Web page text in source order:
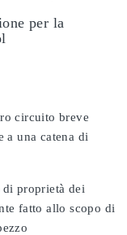
per la
circuito breve
a una catena di
proprietà dei
fatto allo scopo di